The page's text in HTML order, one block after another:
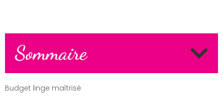
Sommaire
Budget linge maîtrisé